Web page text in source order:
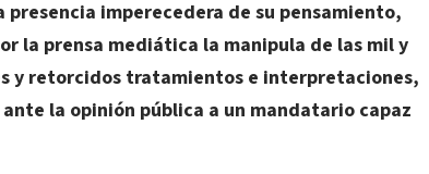
imperecedera de su pensamiento,
la prensa mediática la manipula de las mil y
y retorcidos tratamientos e interpretaciones,
la opinión pública a un mandatario capaz